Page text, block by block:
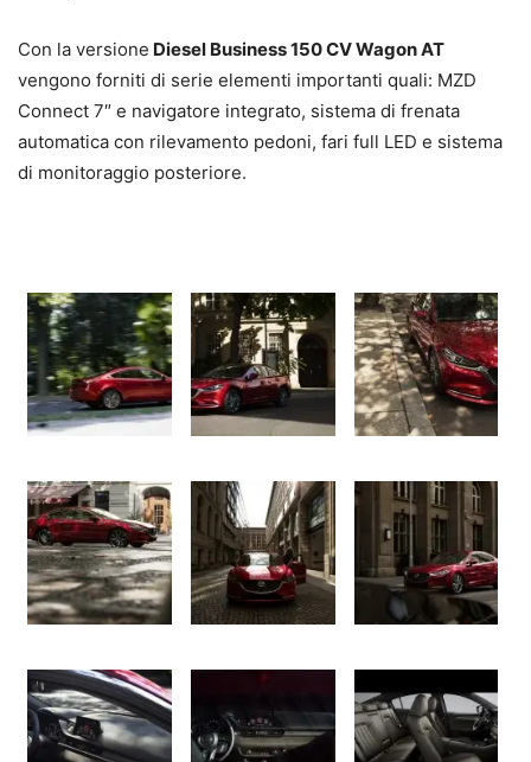
Con la versione Diesel Business 150 CV Wagon AT
vengono forniti di serie elementi importanti quali: MZD
Connect 7″ e navigatore integrato, sistema di frenata
automatica con rilevamento pedoni, fari full LED e sistema
di monitoraggio posteriore.